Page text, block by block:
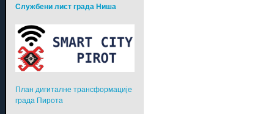
Службени лист града Ниша
План дигиталне трансформације
града Пирота